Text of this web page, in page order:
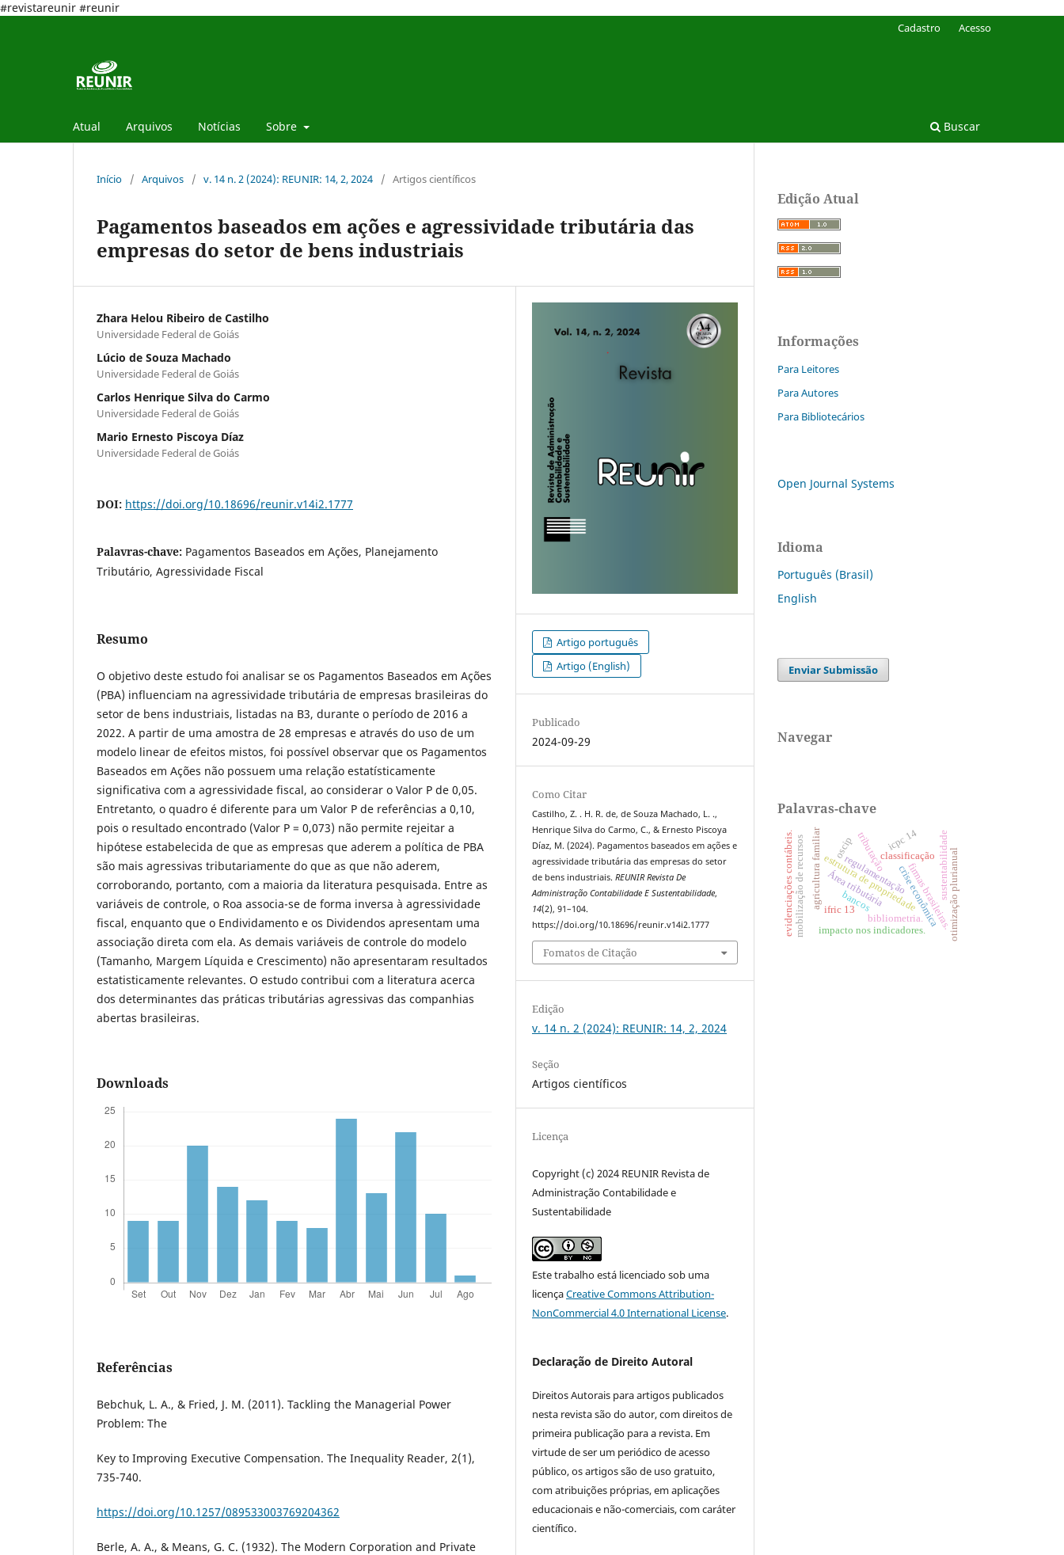
#revistareunir #reunir
Atual Arquivos Notícias Sobre Buscar
Cadastro Acesso
Início / Arquivos / v. 14 n. 2 (2024): REUNIR: 14, 2, 2024 / Artigos científicos
Pagamentos baseados em ações e agressividade tributária das
empresas do setor de bens industriais
Zhara Helou Ribeiro de Castilho
Universidade Federal de Goiás
Lúcio de Souza Machado
Universidade Federal de Goiás
Carlos Henrique Silva do Carmo
Universidade Federal de Goiás
Mario Ernesto Piscoya Díaz
Universidade Federal de Goiás
DOI: https://doi.org/10.18696/reunir.v14i2.1777
Palavras-chave: Pagamentos Baseados em Ações, Planejamento
Tributário, Agressividade Fiscal
Resumo
O objetivo deste estudo foi analisar se os Pagamentos Baseados em Ações
(PBA) influenciam na agressividade tributária de empresas brasileiras do
setor de bens industriais, listadas na B3, durante o período de 2016 a
2022. A partir de uma amostra de 28 empresas e através do uso de um
modelo linear de efeitos mistos, foi possível observar que os Pagamentos
Baseados em Ações não possuem uma relação estatísticamente
significativa com a agressividade fiscal, ao considerar o Valor P de 0,05.
Entretanto, o quadro é diferente para um Valor P de referências a 0,10,
pois o resultado encontrado (Valor P = 0,073) não permite rejeitar a
hipótese estabelecida de que as empresas que aderem a política de PBA
são mais agressivas tributariamente do que as que não aderem,
corroborando, portanto, com a maioria da literatura pesquisada. Entre as
variáveis de controle, o Roa associa-se de forma inversa à agressividade
fiscal, enquanto que o Endividamento e os Dividendos apresentam uma
associação direta com ela. As demais variáveis de controle do modelo
(Tamanho, Margem Líquida e Crescimento) não apresentaram resultados
estatisticamente relevantes. O estudo contribui com a literatura acerca
dos determinantes das práticas tributárias agressivas das companhias
abertas brasileiras.
Downloads
Referências
Bebchuk, L. A., & Fried, J. M. (2011). Tackling the Managerial Power
Problem: The
Key to Improving Executive Compensation. The Inequality Reader, 2(1),
735-740.
https://doi.org/10.1257/089533003769204362
Berle, A. A., & Means, G. C. (1932). The Modern Corporation and Private
Artigo português
Artigo (English)
Publicado
2024-09-29
Como Citar
Castilho, Z. . H. R. de, de Souza Machado, L. .,
Henrique Silva do Carmo, C., & Ernesto Piscoya
Díaz, M. (2024). Pagamentos baseados em ações e
agressividade tributária das empresas do setor
de bens industriais.REUNIR Revista De
Administração Contabilidade E Sustentabilidade,
14(2), 91–104.
https://doi.org/10.18696/reunir.v14i2.1777
Fomatos de Citação
Edição
v. 14 n. 2 (2024): REUNIR: 14, 2, 2024
Seção
Artigos científicos
Licença
Copyright (c) 2024 REUNIR Revista de
Administração Contabilidade e
Sustentabilidade
Este trabalho está licenciado sob uma
licençaCreative Commons Attribution-
NonCommercial 4.0 International License.
Declaração de Direito Autoral
Direitos Autorais para artigos publicados
nesta revista são do autor, com direitos de
primeira publicação para a revista. Em
virtude de ser um periódico de acesso
público, os artigos são de uso gratuito,
com atribuições próprias, em aplicações
educacionais e não-comerciais, com caráter
científico.
Edição Atual
Informações
Para Leitores
Para Autores
Para Bibliotecários
Open Journal Systems
Idioma
Português (Brasil)
English
Enviar Submissão
Navegar
Palavras-chave
classificação
Área tributária
tributação
estrutura de propriedadefirmas brasileiras.
agricultura familiar
bibliometria.
bancos crise econômica
impacto nos indicadores.
regulamentação
mobilização de recursos oscip sustentabilidade
evidenciações contábeis. ifric 13 otimização plurianual
icpc 14